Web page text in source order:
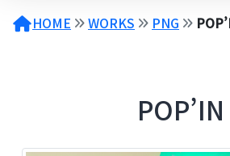
HOME WORKS PNG
POP’IN